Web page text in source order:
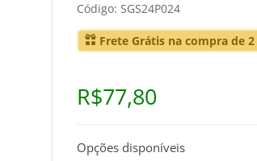
Código: SGS24P024
Frete Grátis na compra de
R$77,80
Opções disponíveis